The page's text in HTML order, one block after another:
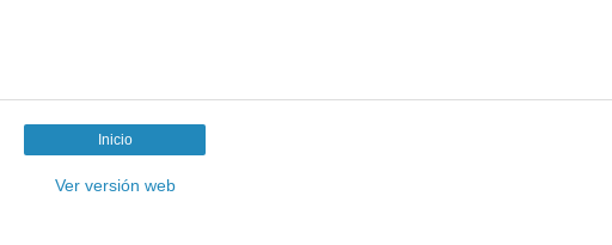
Inicio
Ver versión web